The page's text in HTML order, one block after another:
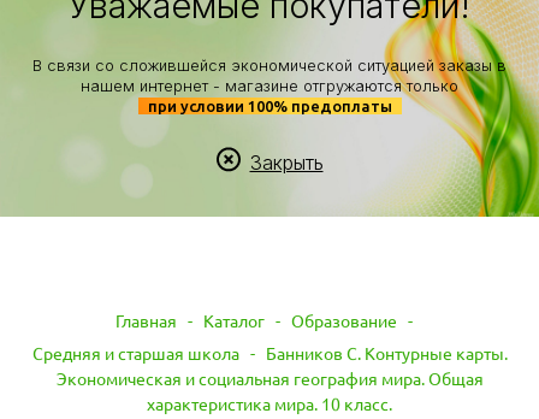
В связи со сложившейся экономической ситуацией заказы в
нашем интернет - магазине отгружаются только
при условии 100% предоплаты
Закрыть
Главная - Каталог - Образование -
Средняя и старшая школа - Банников С. Контурные карты.
Экономическая и социальная география мира. Общая
характеристика мира. 10 класс.